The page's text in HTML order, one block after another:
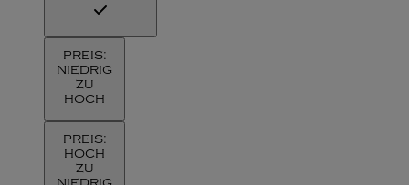
PREIS:
NIEDRIG
ZU
HOCH
PREIS:
HOCH
ZU